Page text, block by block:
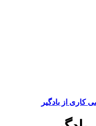
کاری از بادگیر